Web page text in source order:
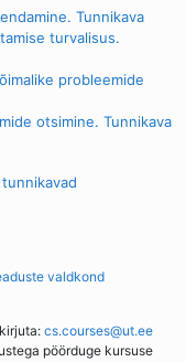
Tunnikava
turvalisus.
probleemide
otsimine. Tunnikava
tunnikavad
valdkond
cs.courses@ut.ee
pöörduge kursuse